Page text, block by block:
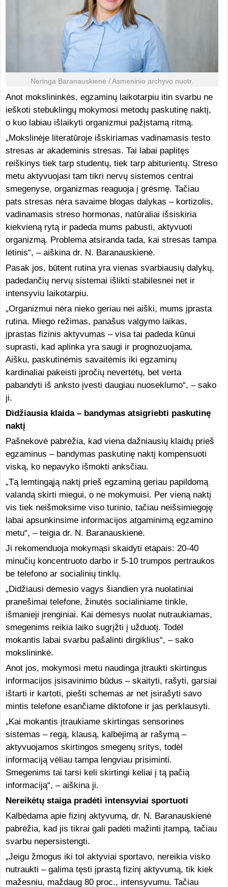
Neringa Baranauskienė / Asmeninio archyvo nuotr.
Anot mokslininkės, egzaminų laikotarpiu itin svarbu ne
ieškoti stebuklingų mokymosi metodų paskutinę naktį,
o kuo labiau išlaikyti organizmui pažįstamą ritmą.
„Mokslinėje literatūroje išskiriamas vadinamasis testo
stresas ar akademinis stresas. Tai labai paplitęs
reiškinys tiek tarp studentų, tiek tarp abiturientų. Streso
metu aktyvuojasi tam tikri nervų sistemos centrai
smegenyse, organizmas reaguoja į grėsmę. Tačiau
pats stresas nėra savaime blogas dalykas – kortizolis,
vadinamasis streso hormonas, natūraliai išsiskiria
kiekvieną rytą ir padeda mums pabusti, aktyvuoti
organizmą. Problema atsiranda tada, kai stresas tampa
lėtinis“, – aiškina dr. N. Baranauskienė.
Pasak jos, būtent rutina yra vienas svarbiausių dalykų,
padedančių nervų sistemai išlikti stabilesnei net ir
intensyviu laikotarpiu.
„Organizmui nėra nieko geriau nei aiški, mums įprasta
rutina. Miego režimas, panašus valgymo laikas,
įprastas fizinis aktyvumas – visa tai padeda kūnui
suprasti, kad aplinka yra saugi ir prognozuojama.
Aišku, paskutinėmis savaitėmis iki egzaminų
kardinaliai pakeisti įpročių nevertėtų, bet verta
pabandyti iš anksto įvesti daugiau nuoseklumo“, – sako
ji.
Didžiausia klaida – bandymas atsigriebti paskutinę
naktį
Pašnekovė pabrėžia, kad viena dažniausių klaidų prieš
egzaminus – bandymas paskutinę naktį kompensuoti
viską, ko nepavyko išmokti anksčiau.
„Tą lemtingąją naktį prieš egzaminą geriau papildomą
valandą skirti miegui, o ne mokymuisi. Per vieną naktį
vis tiek neišmoksime viso turinio, tačiau neišsimiegoję
labai apsunkinsime informacijos atgaminimą egzamino
metu“, – teigia dr. N. Baranauskienė.
Ji rekomenduoja mokymąsi skaidyti etapais: 20-40
minučių koncentruoto darbo ir 5-10 trumpos pertraukos
be telefono ar socialinių tinklų.
„Didžiausi dėmesio vagys šiandien yra nuolatiniai
pranešimai telefone, žinutės socialiniame tinkle,
išmanieji įrenginiai. Kai dėmesys nuolat nutraukiamas,
smegenims reikia laiko sugrįžti į užduotį. Todėl
mokantis labai svarbu pašalinti dirgiklius“, – sako
mokslininkė.
Anot jos, mokymosi metu naudinga įtraukti skirtingus
informacijos įsisavinimo būdus – skaityti, rašyti, garsiai
ištarti ir kartoti, piešti schemas ar net įsirašyti savo
mintis telefone esančiame diktofone ir jas perklausyti.
„Kai mokantis įtraukiame skirtingas sensorines
sistemas – regą, klausą, kalbėjimą ar rašymą –
aktyvuojamos skirtingos smegenų sritys, todėl
informaciją vėliau tampa lengviau prisiminti.
Smegenims tai tarsi keli skirtingi keliai į tą pačią
informaciją“, – aiškina ji.
Nereikėtų staiga pradėti intensyviai sportuoti
Kalbėdama apie fizinį aktyvumą, dr. N. Baranauskienė
pabrėžia, kad jis tikrai gali padėti mažinti įtampą, tačiau
svarbu nepersistengti.
„Jeigu žmogus iki tol aktyviai sportavo, nereikia visko
nutraukti – galima tęsti įprastą fizinį aktyvumą, tik kiek
mažesniu, maždaug 80 proc., intensyvumu. Tačiau